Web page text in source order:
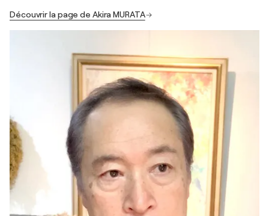
Découvrir la page de Akira MURATA